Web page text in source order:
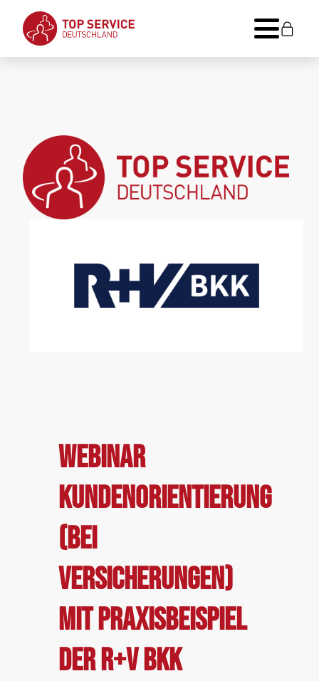
WEBINAR
KUNDENORIENTIERUNG
(BEI
VERSICHERUNGEN)
MIT PRAXISBEISPIEL
DER R+V BKK